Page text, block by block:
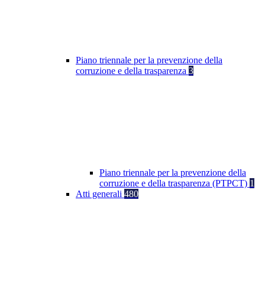
Piano triennale per la prevenzione della
corruzione e della trasparenza 3
Piano triennale per la prevenzione della
corruzione e della trasparenza (PTPCT) 1
Atti generali 480